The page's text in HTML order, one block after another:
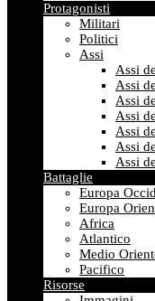
Protagonisti
Militari
Politici
Assi
Assi
Assi
Assi
Assi
Assi
Assi
Assi
Battaglie
Europa
Europa
Africa
Atlantico
Medio
Pacifico
Risorse